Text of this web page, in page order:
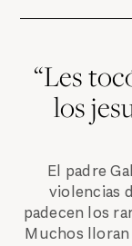
“Les
los
El padre
violencias
padecen los
Muchos